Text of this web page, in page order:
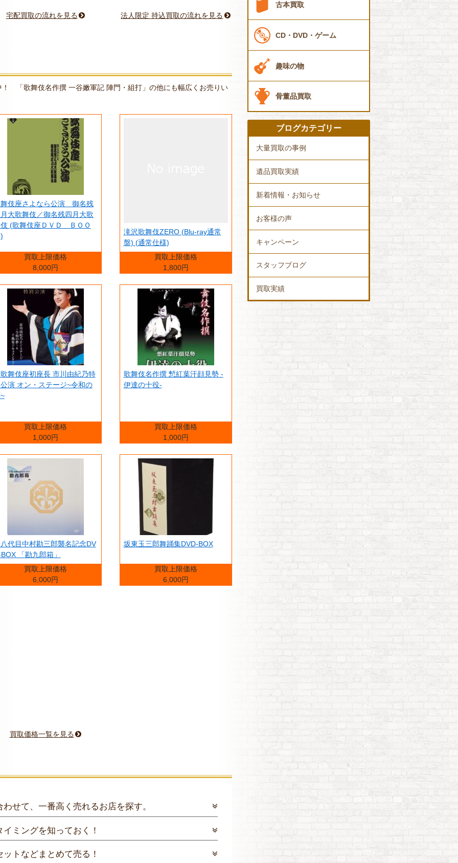
宅配買取の流れを見る 法人限定 持込買取の流れを見る
「歌舞伎名作撰 一谷嫩軍記 陣門・組打」の他にも幅広くお売りい
伎座さよなら公演 御名残
大歌舞伎／御名残四月大歌
(歌舞伎座ＤＶＤ ＢＯＯ
買取上限価格
8,000円
滝沢歌舞伎ZERO (Blu-ray通常
盤) (通常仕様)
買取上限価格
1,800円
舞伎座初座長 市川由紀乃特
演 オン・ステージ~令和の
買取上限価格
1,000円
歌舞伎名作撰 慙紅葉汗顔見勢 -
伊達の十役-
買取上限価格
1,000円
代目中村勘三郎襲名記念DV
「勘九郎箱」
買取上限価格
6,000円
坂東玉三郎舞踊集DVD-BOX
買取上限価格
6,000円
買取価格一覧を見る
せて、一番高く売れるお店を探す。
ミングを知っておく！
トなどまとめて売る！
古本買取
CD・DVD・ゲーム
趣味の物
骨董品買取
ブログカテゴリー
大量買取の事例
遺品買取実績
新着情報・お知らせ
お客様の声
キャンペーン
スタッフブログ
買取実績